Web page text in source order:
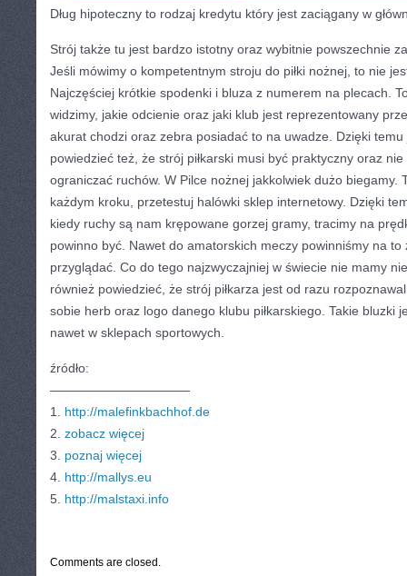
Dług hipoteczny to rodzaj kredytu który jest zaciągany w
Strój także tu jest bardzo istotny oraz wybitnie powszechnie
Jeśli mówimy o kompetentnym stroju do piłki nożnej, to nie
Najczęściej krótkie spodenki i bluza z numerem na plecach.
widzimy, jakie odcienie oraz jaki klub jest reprezentowany
akurat chodzi oraz zebra posiadać to na uwadze. Dzięki
powiedzieć też, że strój piłkarski musi być praktyczny oraz
ograniczać ruchów. W Pilce nożnej jakkolwiek dużo biegamy.
każdym kroku, przetestuj halówki sklep internetowy. Dzięki
kiedy ruchy są nam krępowane gorzej gramy, tracimy na
powinno być. Nawet do amatorskich meczy powinniśmy na
przyglądać. Co do tego najzwyczajniej w świecie nie mamy
również powiedzieć, że strój piłkarza jest od razu
sobie herb oraz logo danego klubu piłkarskiego. Takie bluzki
nawet w sklepach sportowych.
źródło:
———————————
1. http://malefinkbachhof.de
2. zobacz więcej
3. poznaj więcej
4. http://mallys.eu
5. http://malstaxi.info
Comments are closed.